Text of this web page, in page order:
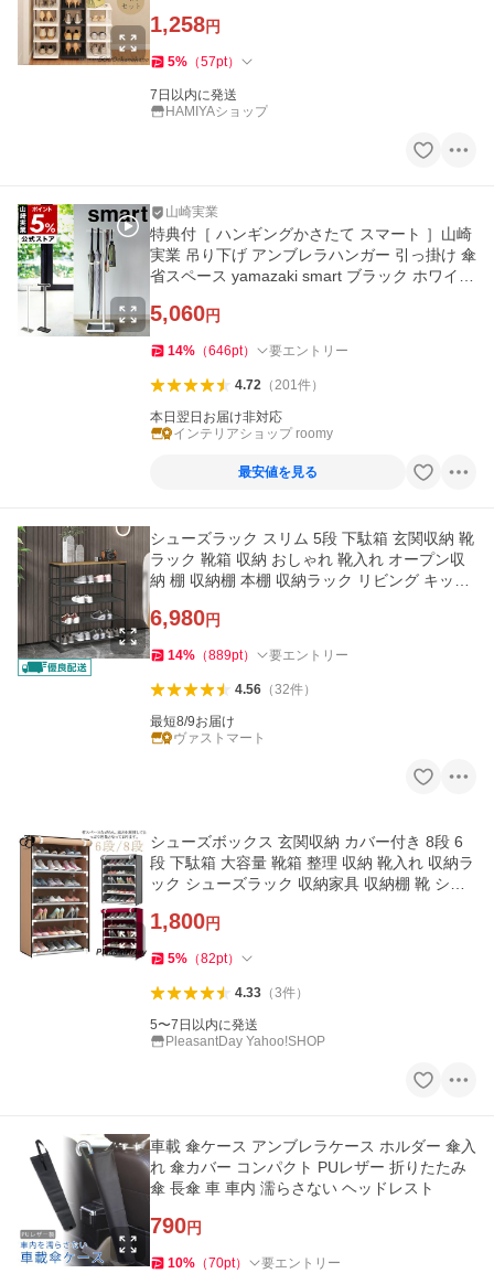
1,258円
5% （57pt）
7日以内に発送
HAMIYAショップ
山崎実業
特典付［ ハンギングかさたて スマート ］山崎
実業 吊り下げ アンブレラハンガー 引っ掛け 傘
省スペース yamazaki smart ブラック ホワイト
5,060円
14% （646pt） 要エントリー
4.72（201件）
本日翌日お届け非対応
インテリアショップ roomy
最安値を見る
シューズラック スリム 5段 下駄箱 玄関収納 靴
ラック 靴箱 収納 おしゃれ 靴入れ オープン収
納 棚 収納棚 本棚 収納ラック リビング キッチ
6,980円
14% （889pt） 要エントリー
4.56（32件）
最短8/9お届け
ヴァストマート
シューズボックス 玄関収納 カバー付き 8段 6
段 下駄箱 大容量 靴箱 整理 収納 靴入れ 収納ラ
ック シューズラック 収納家具 収納棚 靴 シュ
1,800円
5% （82pt）
4.33（3件）
5〜7日以内に発送
PleasantDay Yahoo!SHOP
車載 傘ケース アンブレラケース ホルダー 傘入
れ 傘カバー コンパクト PUレザー 折りたたみ
傘 長傘 車 車内 濡らさない ヘッドレスト
790円
10% （70pt） 要エントリー